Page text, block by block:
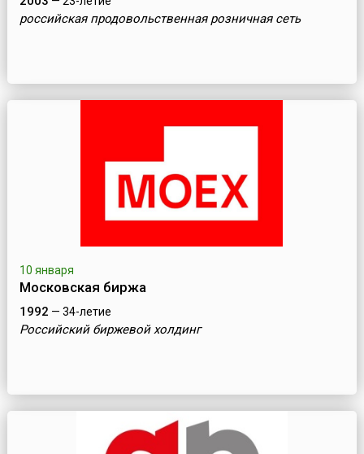
российская продовольственная розничная сеть
10 января
Московская биржа
1992 — 34-летие
Российский биржевой холдинг